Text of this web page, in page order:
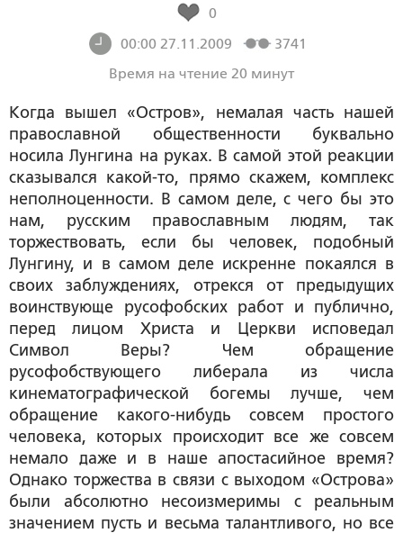
0
00:00 27.11.2009
3741
Время на чтение 20 минут
Когда вышел «Остров», немалая часть нашей
православной общественности буквально
носила Лунгина на руках. В самой этой реакции
сказывался какой-то, прямо скажем, комплекс
неполноценности. В самом деле, с чего бы это
нам, русским православным людям, так
торжествовать, если бы человек, подобный
Лунгину, и в самом деле искренне покаялся в
своих заблуждениях, отрекся от предыдущих
воинствующе русофобских работ и публично,
перед лицом Христа и Церкви исповедал
Символ Веры? Чем обращение
русофобствующего либерала из числа
кинематографической богемы лучше, чем
обращение какого-нибудь совсем простого
человека, которых происходит все же совсем
немало даже и в наше апостасийное время?
Однако торжества в связи с выходом «Острова»
были абсолютно несоизмеримы с реальным
значением пусть и весьма талантливого, но все